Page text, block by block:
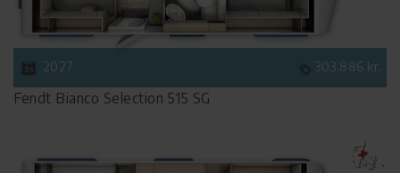
2027 303.886 kr.
Fendt Bianco Selection 515 SG